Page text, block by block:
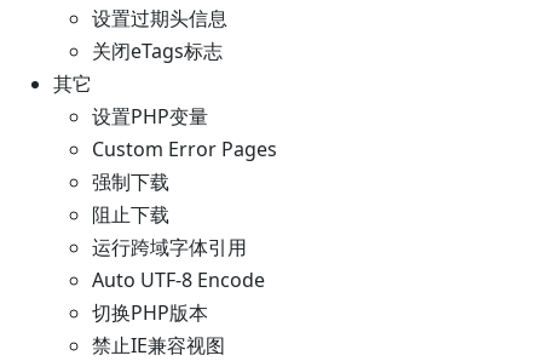
设置过期头信息
关闭eTags标志
其它
设置PHP变量
Custom Error Pages
强制下载
阻止下载
运行跨域字体引用
Auto UTF-8 Encode
切换PHP版本
禁止IE兼容视图